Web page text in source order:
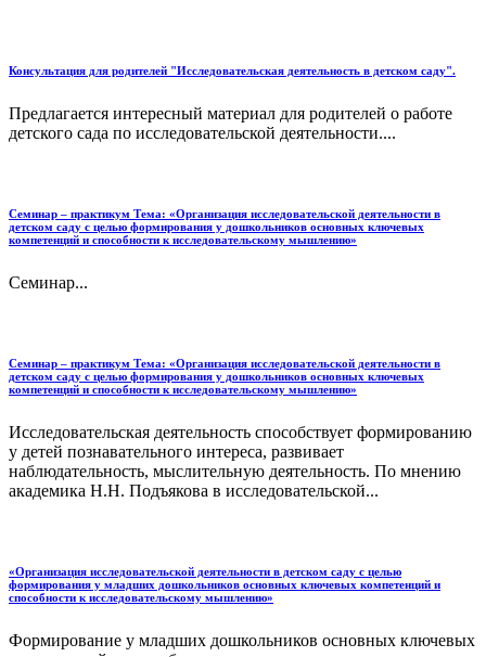
Консультация для родителей "Исследовательская деятельность в детском саду".
Предлагается интересный материал для родителей о работе
детского сада по исследовательской деятельности....
Семинар – практикум Тема: «Организация исследовательской деятельности в
детском саду с целью формирования у дошкольников основных ключевых
компетенций и способности к исследовательскому мышлению»
Семинар...
Семинар – практикум Тема: «Организация исследовательской деятельности в
детском саду с целью формирования у дошкольников основных ключевых
компетенций и способности к исследовательскому мышлению»
Исследовательская деятельность способствует формированию
у детей познавательного интереса, развивает
наблюдательность, мыслительную деятельность. По мнению
академика Н.Н. Подъякова в исследовательской...
«Организация исследовательской деятельности в детском саду с целью
формирования у младших дошкольников основных ключевых компетенций и
способности к исследовательскому мышлению»
Формирование у младших дошкольников основных ключевых